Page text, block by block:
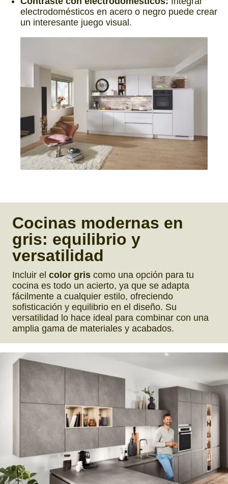
electrodomésticos en acero o negro puede crear
un interesante juego visual.
Cocinas modernas en
gris: equilibrio y
versatilidad
Incluir el color gris como una opción para tu
cocina es todo un acierto, ya que se adapta
fácilmente a cualquier estilo, ofreciendo
sofisticación y equilibrio en el diseño. Su
versatilidad lo hace ideal para combinar con una
amplia gama de materiales y acabados.